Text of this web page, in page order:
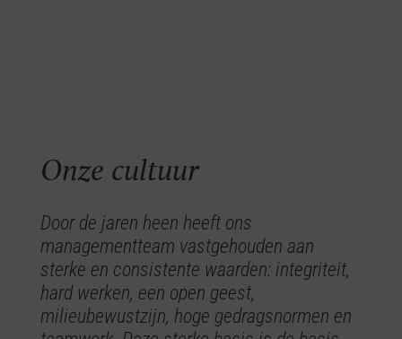
Onze cultuur
cultuur
Door de jaren heen heeft ons
managementteam vastgehouden aan
sterke en consistente waarden: integriteit,
hard werken, een open geest,
milieubewustzijn, hoge gedragsnormen en